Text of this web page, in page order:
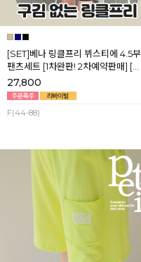
[SET]베나 링클프리 뷔스티에 4.5부
팬츠세트 [1차완판! 2차예약판매] [네
이비,블랙] 8월셋째주 순차배송
27,800
F(44-88)